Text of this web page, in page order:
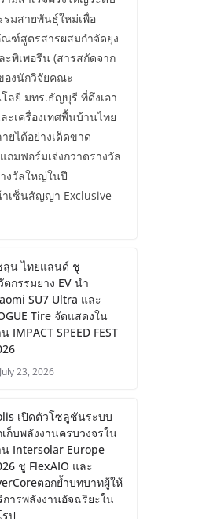
มสายพันธุ์ใหม่เพื่อ
ฑ์สูตรสารผสมกำจัดยุง
ะพิเพอรีน (สารสกัดจาก
องนักวิจัยคณะ
ลยี มทร.ธัญบุรี ที่ดึงเอา
เครื่องเทศพื้นบ้านไทย
ยได้อย่างเด็ดขาด
มฟอร์มเจ๋งกวาดรางวัล
งวัลใหญ่ในปี
เซ็นสัญญา Exclusive
ลุน ไทยแลนด์ ชู
ตกรรมยาง EV นำ
SU7 Ultra และ
Tire จัดแสดงใน
IMPACT SPEED FEST
July 23, 2026
เปิดตัวโซลูชันระบบ
เก็บพลังงานครบวงจรใน
น Intersolar Europe
ชู FlexAIO และ
ตอกย้ำบทบาทผู้ให้
การพลังงานอัจฉริยะใน
รป